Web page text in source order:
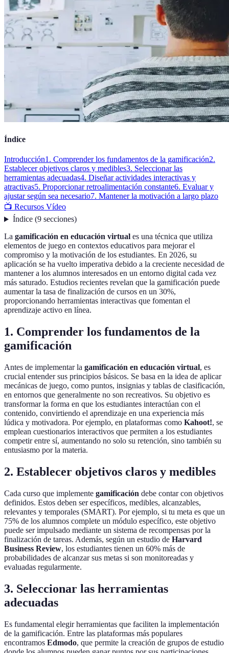
Índice
Introducción1. Comprender los fundamentos de la gamificación2.
Establecer objetivos claros y medibles3. Seleccionar las
herramientas adecuadas4. Diseñar actividades interactivas y
atractivas5. Proporcionar retroalimentación constante6. Evaluar y
ajustar según sea necesario7. Mantener la motivación a largo plazo
📺 Recursos Vídeo
Índice(9 secciones)
La gamificación en educación virtual es una técnica que utiliza
elementos de juego en contextos educativos para mejorar el
compromiso y la motivación de los estudiantes. En 2026, su
aplicación se ha vuelto imperativa debido a la creciente necesidad de
mantener a los alumnos interesados en un entorno digital cada vez
más saturado. Estudios recientes revelan que la gamificación puede
aumentar la tasa de finalización de cursos en un 30%,
proporcionando herramientas interactivas que fomentan el
aprendizaje activo en línea.
1. Comprender los fundamentos de la
gamificación
Antes de implementar la gamificación en educación virtual, es
crucial entender sus principios básicos. Se basa en la idea de aplicar
mecánicas de juego, como puntos, insignias y tablas de clasificación,
en entornos que generalmente no son recreativos. Su objetivo es
transformar la forma en que los estudiantes interactúan con el
contenido, convirtiendo el aprendizaje en una experiencia más
lúdica y motivadora. Por ejemplo, en plataformas como Kahoot!, se
emplean cuestionarios interactivos que permiten a los estudiantes
competir entre sí, aumentando no solo su retención, sino también su
entusiasmo por la materia.
2. Establecer objetivos claros y medibles
Cada curso que implemente gamificación debe contar con objetivos
definidos. Estos deben ser específicos, medibles, alcanzables,
relevantes y temporales (SMART). Por ejemplo, si tu meta es que un
75% de los alumnos complete un módulo específico, este objetivo
puede ser impulsado mediante un sistema de recompensas por la
finalización de tareas. Además, según un estudio de Harvard
Business Review, los estudiantes tienen un 60% más de
probabilidades de alcanzar sus metas si son monitoreadas y
evaluadas regularmente.
3. Seleccionar las herramientas
adecuadas
Es fundamental elegir herramientas que faciliten la implementación
de la gamificación. Entre las plataformas más populares
encontramos Edmodo, que permite la creación de grupos de estudio